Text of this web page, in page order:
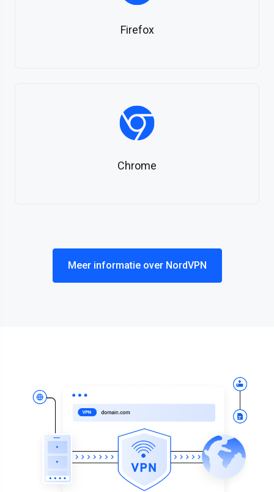
Firefox
Chrome
Meer informatie over NordVPN